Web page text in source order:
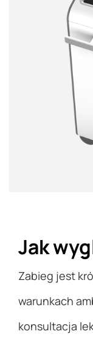
Jak
Zabieg jest
warunkach
konsultacja